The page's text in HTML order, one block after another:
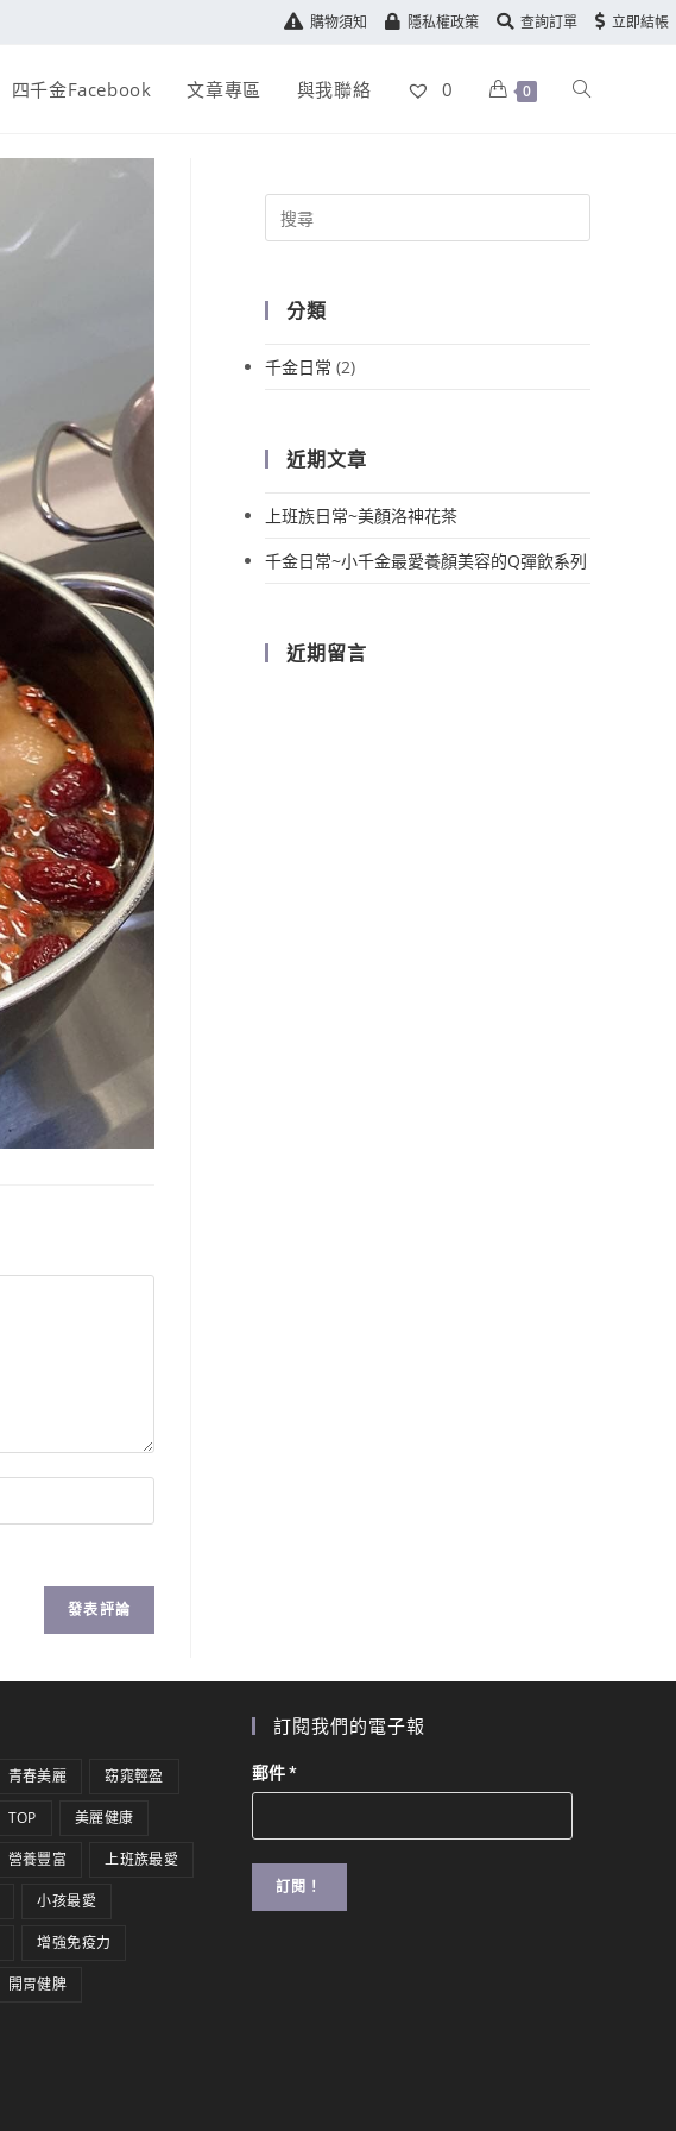
購物須知 隱私權政策 查詢訂單 立即結帳
四千金Facebook 文章專區 與我聯絡 0 0
分類
千金日常 (2)
近期文章
上班族日常~美顏洛神花茶
千金日常~小千金最愛養顏美容的Q彈飲系列
近期留言
青春美麗 窈窕輕盈
TOP 美麗健康
營養豐富 上班族最愛
小孩最愛
增強免疫力
開胃健脾
訂閱我們的電子報
郵件*